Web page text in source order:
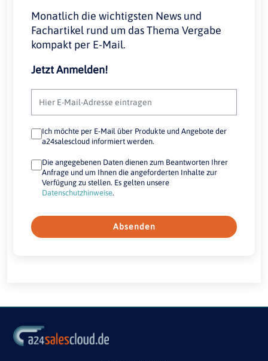
Monatlich die wichtigsten News und
Fachartikel rund um das Thema Vergabe
kompakt per E-Mail.
Jetzt Anmelden!
Ich möchte per E-Mail über Produkte und Angebote der
a24salescloud informiert werden.
Die angegebenen Daten dienen zum Beantworten Ihrer
Anfrage und um Ihnen die angeforderten Inhalte zur
Verfügung zu stellen. Es gelten unsere
Datenschutzhinweise.
Absenden